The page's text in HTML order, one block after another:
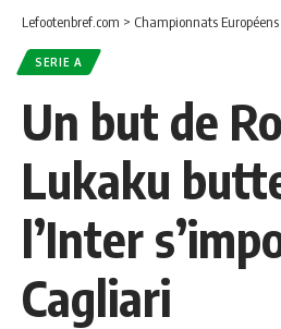
Lefootenbref.com > Championnats Européens
SERIE A
Un but de
Lukaku
l’Inter
Cagliari